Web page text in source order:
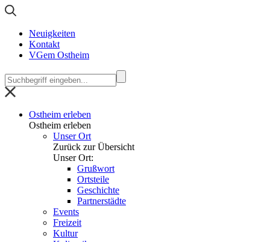
Neuigkeiten
Kontakt
VGem Ostheim
Ostheim erleben
Ostheim erleben
Unser Ort
Zurück zur Übersicht
Unser Ort:
Grußwort
Ortsteile
Geschichte
Partnerstädte
Events
Freizeit
Kultur